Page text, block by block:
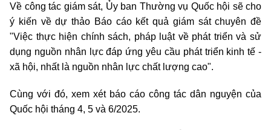
Về công tác giám sát, Ủy ban Thường vụ Quốc hội sẽ cho
ý kiến về dự thảo Báo cáo kết quả giám sát chuyên đề
"Việc thực hiện chính sách, pháp luật về phát triển và sử
dụng nguồn nhân lực đáp ứng yêu cầu phát triển kinh tế -
xã hội, nhất là nguồn nhân lực chất lượng cao".
Cùng với đó, xem xét báo cáo công tác dân nguyện của
Quốc hội tháng 4, 5 và 6/2025.